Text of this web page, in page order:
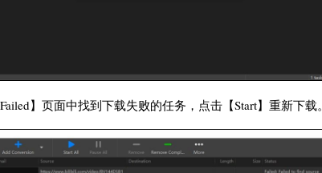
】页面中找到下载失败的任务，点击【Start】重新下载。